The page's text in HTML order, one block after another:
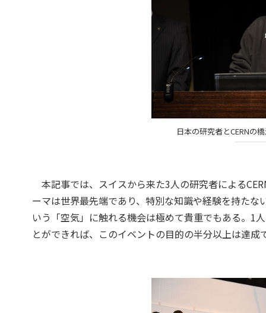
日本の研究者とCERNの
本記事では、スイスから来た3人の研究者による
ーマは世界最先端であり、特別な知識や経験を持た
いう「空気」に触れる機会は極めて貴重でもある。1
とができれば、このイベントの目的の半分以上は達成